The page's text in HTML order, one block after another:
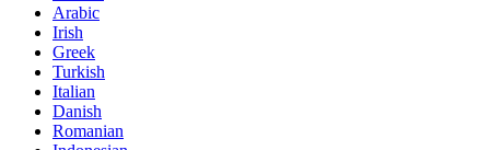
Arabic
Irish
Greek
Turkish
Italian
Danish
Romanian